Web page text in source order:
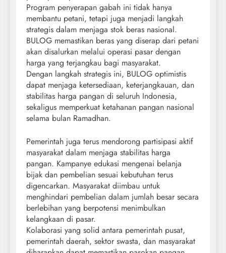
Program penyerapan gabah ini tidak hanya
membantu petani, tetapi juga menjadi langkah
strategis dalam menjaga stok beras nasional.
BULOG memastikan beras yang diserap dari petani
akan disalurkan melalui operasi pasar dengan
harga yang terjangkau bagi masyarakat.
Dengan langkah strategis ini, BULOG optimistis
dapat menjaga ketersediaan, keterjangkauan, dan
stabilitas harga pangan di seluruh Indonesia,
sekaligus memperkuat ketahanan pangan nasional
selama bulan Ramadhan.
Pemerintah juga terus mendorong partisipasi aktif
masyarakat dalam menjaga stabilitas harga
pangan. Kampanye edukasi mengenai belanja
bijak dan pembelian sesuai kebutuhan terus
digencarkan. Masyarakat diimbau untuk
menghindari pembelian dalam jumlah besar secara
berlebihan yang berpotensi menimbulkan
kelangkaan di pasar.
Kolaborasi yang solid antara pemerintah pusat,
pemerintah daerah, sektor swasta, dan masyarakat